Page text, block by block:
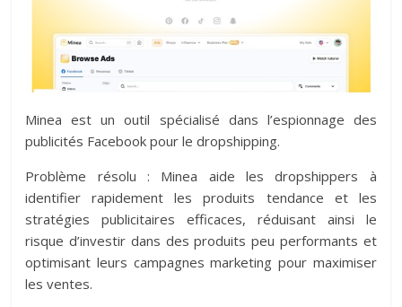
Minea est un outil spécialisé dans l’espionnage des
publicités Facebook pour le dropshipping.
Problème résolu : Minea aide les dropshippers à
identifier rapidement les produits tendance et les
stratégies publicitaires efficaces, réduisant ainsi le
risque d’investir dans des produits peu performants et
optimisant leurs campagnes marketing pour maximiser
les ventes.